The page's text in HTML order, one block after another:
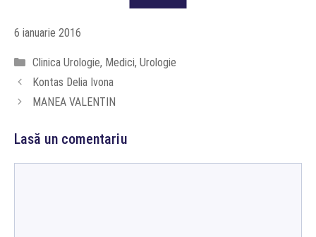
6 ianuarie 2016
Categorii
Clinica Urologie, Medici, Urologie
Kontas Delia Ivona
MANEA VALENTIN
Lasă un comentariu